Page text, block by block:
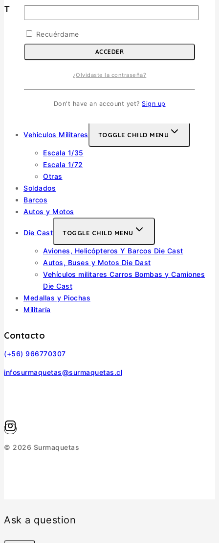
Tienda
Aviones TOGGLE CHILD MENU
Escala 1/144
Escala 1/32
Otras
Vehiculos Militares TOGGLE CHILD MENU
Escala 1/35
Escala 1/72
Otras
Soldados
Barcos
Autos y Motos
Die Cast TOGGLE CHILD MENU
Aviones, Helicópteros Y Barcos Die Cast
Autos, Buses y Motos Die Dast
Vehículos militares Carros Bombas y Camiones
Die Cast
Medallas y Piochas
Militaría
Contacto
(+56) 966770307
infosurmaquetas@surmaquetas.cl
© 2026 Surmaquetas
Ask a question
Recuérdame
ACCEDER
¿Olvidaste la contraseña?
Don't have an account yet? Sign up